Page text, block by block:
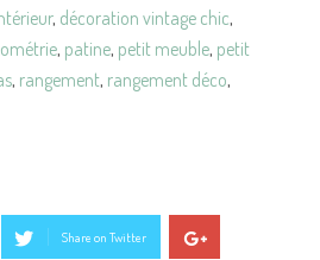
, décoration vintage chic,
, patine, petit meuble, petit
, rangement, rangement déco,
Share on Twitter